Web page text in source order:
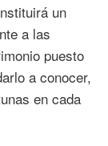
un
a las
puesto
a conocer,
en cada